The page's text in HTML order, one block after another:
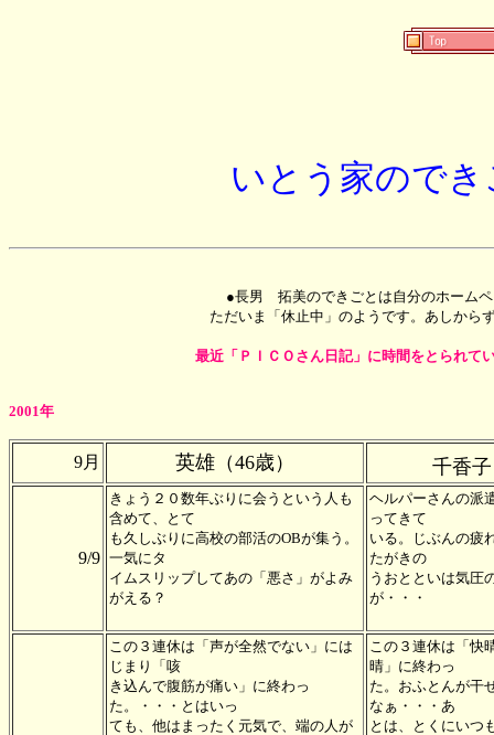
いとう家のでき
●長男 拓美のできごとは自分のホーム
ただいま「休止中」のよう
最近「ＰＩＣＯさん日記」に時間をとられて
2001年
9月 英雄（46歳） 千香
9/9
きょう２０数年ぶりに会うという人も
含めて、とて
も久しぶりに高校の部活のOBが集う。
一気にタ
イムスリップしてあの「悪さ」がよみ
がえる？
ヘルパーさんの派
ってきて
いる。じぶんの疲
たがきの
うおとといは気圧
が・・・
この３連休は「声が全然でない」には
じまり「咳
き込んで腹筋が痛い」に終わっ
た。・・・とはいっ
ても、他はまったく元気で、端の人が
この３連休は「快
晴」に終わっ
た。おふとんが干
なぁ・・・あ
とは、とくにいつ